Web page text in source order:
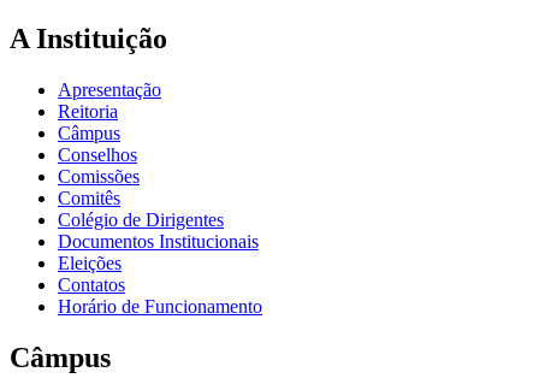
A Instituição
Apresentação
Reitoria
Câmpus
Conselhos
Comissões
Comitês
Colégio de Dirigentes
Documentos Institucionais
Eleições
Contatos
Horário de Funcionamento
Câmpus